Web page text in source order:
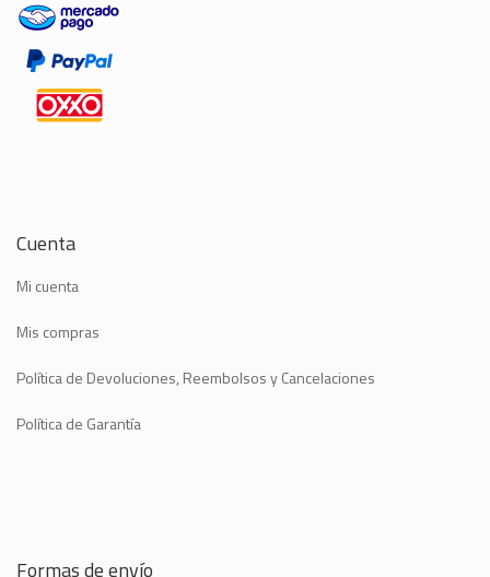
Cuenta
Mi cuenta
Mis compras
Política de Devoluciones, Reembolsos y Cancelaciones
Política de Garantía
Formas de envío